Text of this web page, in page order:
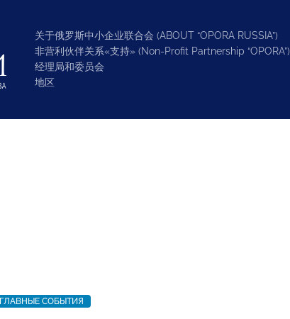
关于俄罗斯中小企业联合会 (ABOUT “OPORA RUSSIA”)
非营利伙伴关系«支持» (Non-Profit Partnership “OPORA”)
经理局和委员会
地区
ГЛАВНЫЕ СОБЫТИЯ